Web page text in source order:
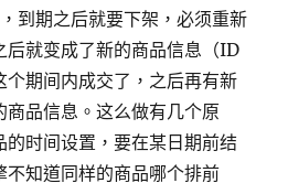
到期之后就要下架，必须重新
后就变成了新的商品信息（ID
个期间内成交了，之后再有新
品信息。这么做有几个原
的时间设置，要在某日期前结
不知道同样的商品哪个排前